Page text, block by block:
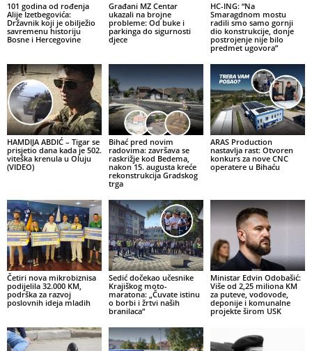
101 godina od rođenja
Alije Izetbegovića:
Državnik koji je obilježio
savremenu historiju
Bosne i Hercegovine
Građani MZ Centar
ukazali na brojne
probleme: Od buke i
parkinga do sigurnosti
djece
HC-ING: “Na
Smaragdnom mostu
radili smo samo gornji
dio konstrukcije, donje
postrojenje nije bilo
predmet ugovora”
HAMDIJA ABDIĆ – Tigar se
prisjetio dana kada je 502.
viteška krenula u Oluju
(VIDEO)
Bihać pred novim
radovima: završava se
raskrižje kod Bedema,
nakon 15. augusta kreće
rekonstrukcija Gradskog
trga
ARAS Production
nastavlja rast: Otvoren
konkurs za nove CNC
operatere u Bihaću
Četiri nova mikrobiznisa
podijelila 32.000 KM,
podrška za razvoj
poslovnih ideja mladih
Sedić dočekao učesnike
Krajiškog moto-
maratona: „Čuvate istinu
o borbi i žrtvi naših
branilaca“
Ministar Edvin Odobašić:
Više od 2,25 miliona KM
za puteve, vodovode,
deponije i komunalne
projekte širom USK